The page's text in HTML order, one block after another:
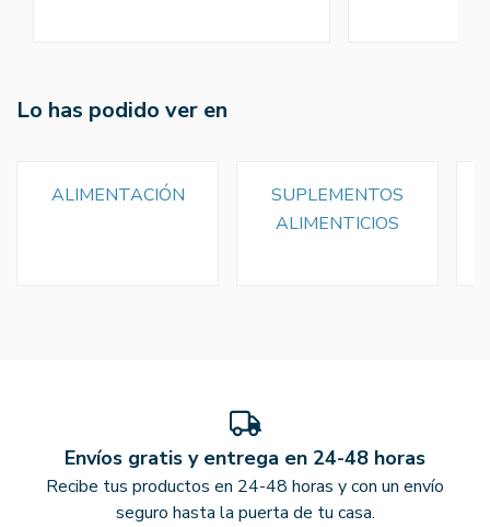
Lo has podido ver en
ALIMENTACIÓN
SUPLEMENTOS
ALIMENTICIOS
Envíos gratis y entrega en 24-48 horas
Recibe tus productos en 24-48 horas y con un envío
seguro hasta la puerta de tu casa.